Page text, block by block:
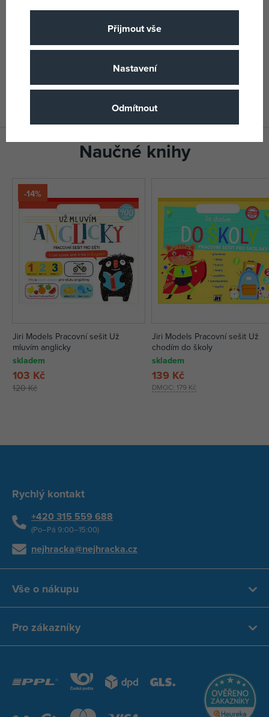
Výrobce / Dodavatel
JIRI MODELS
EAN 8595593818924
Naučné knihy
-14%
Jiri Models Pracovní sešit Už
mluvím anglicky
skladem
120 Kč
103 Kč
Jiri Models Pracovní sešit Už
chodím do školy
skladem
DMOC: 179 Kč
139 Kč
Rychlý kontakt
+420 315 559 688
(Po–Pá 9:00–15:00)
nejhracka@nejhracka.cz
Vše o nákupu
Pro zákazníky
Přijmout vše
Nastavení
Odmítnout